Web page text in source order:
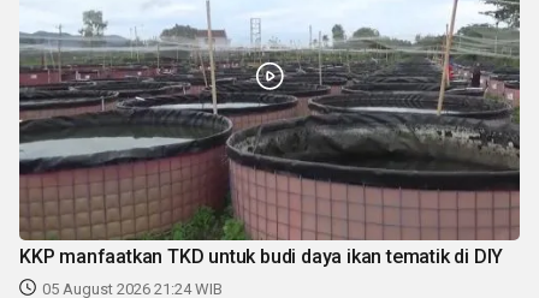
KKP manfaatkan TKD untuk budi daya ikan tematik di DIY
05 August 2026 21:24 WIB